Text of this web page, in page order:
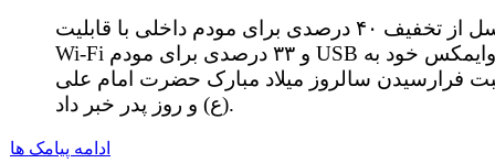
ایرانسل از تخفیف ۴۰ درصدی برای مودم داخلی با قابلیت
Wi-Fi و ۳۳ درصدی برای مودم USB وایمکس خود به
فرارسیدن سالروز میلاد مبارک حضرت امام علی
(ع) و روز پدر خبر داد.
ادامه پیامک ها